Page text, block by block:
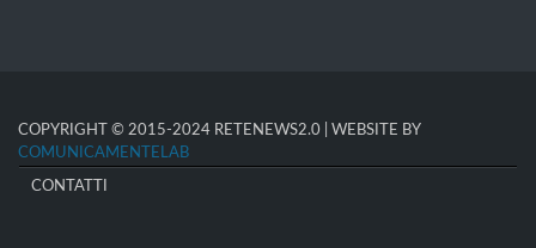
COPYRIGHT © 2015-2024 RETENEWS2.0 | WEBSITE BY
COMUNICAMENTELAB
CONTATTI